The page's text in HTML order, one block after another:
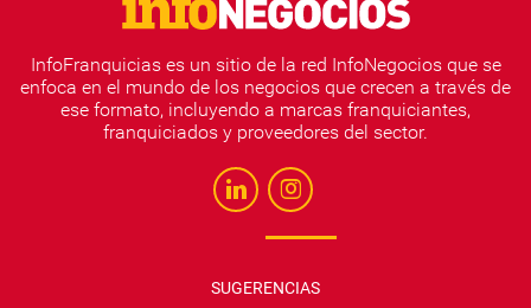
InfoFranquicias es un sitio de la red InfoNegocios que se
enfoca en el mundo de los negocios que crecen a través de
ese formato, incluyendo a marcas franquiciantes,
franquiciados y proveedores del sector.
SUGERENCIAS